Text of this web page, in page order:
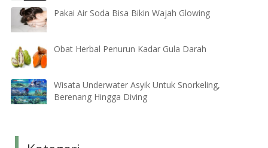
Pakai Air Soda Bisa Bikin Wajah Glowing
Obat Herbal Penurun Kadar Gula Darah
Wisata Underwater Asyik Untuk Snorkeling,
Berenang Hingga Diving